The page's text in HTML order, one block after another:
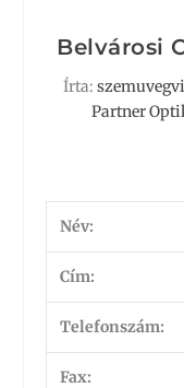
Belvárosi
Írta:
Partner
Név:
Cím:
Telefonszám:
Fax: